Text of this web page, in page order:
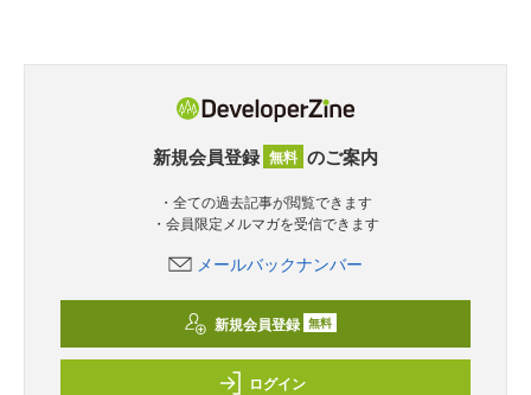
新規会員登録 無料 のご案内
・全ての過去記事が閲覧できます
・会員限定メルマガを受信できます
メールバックナンバー
新規会員登録 無料
ログイン